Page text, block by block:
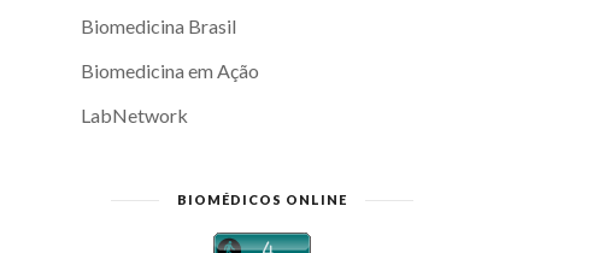
Biomedicina Brasil
Biomedicina em Ação
LabNetwork
BIOMÉDICOS ONLINE